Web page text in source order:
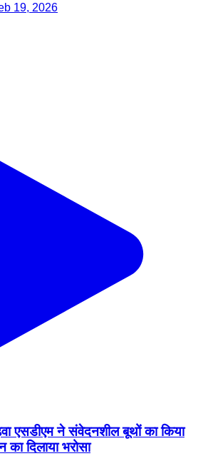
19, 2026
एसडीएम ने संवेदनशील बूथों का किया
का दिलाया भरोसा